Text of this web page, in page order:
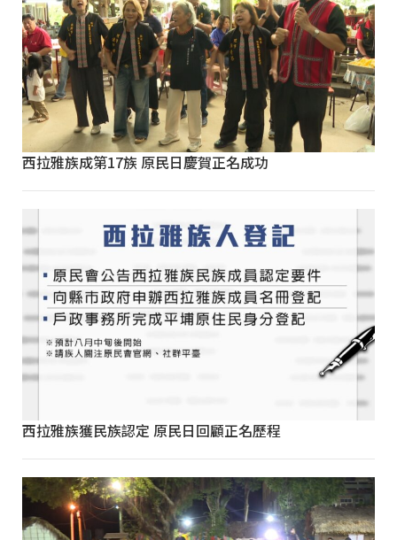
西拉雅族成第17族 原民日慶賀正名成功
西拉雅族獲民族認定 原民日回顧正名歷程